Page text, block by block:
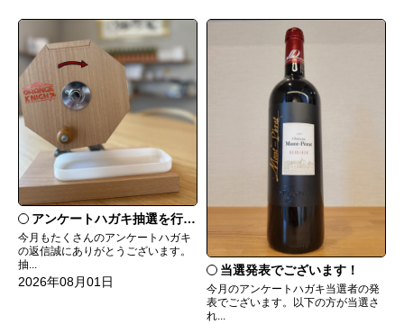
アンケートハガキ抽選を行います！
今月もたくさんのアンケートハガキ
の返信誠にありがとうございます。
抽...
2026年08月01日
当選発表でございます！
今月のアンケートハガキ当選者の発
表でございます。以下の方が当選さ
れ...